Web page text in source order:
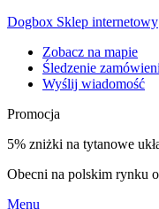
Dogbox Sklep internetowy
Zobacz na mapie
Śledzenie
Wyślij wiadomość
Promocja
5% zniżki na tytanowe
Obecni na polskim rynku
Menu